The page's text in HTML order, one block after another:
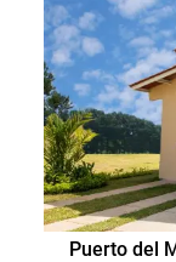
Puerto del